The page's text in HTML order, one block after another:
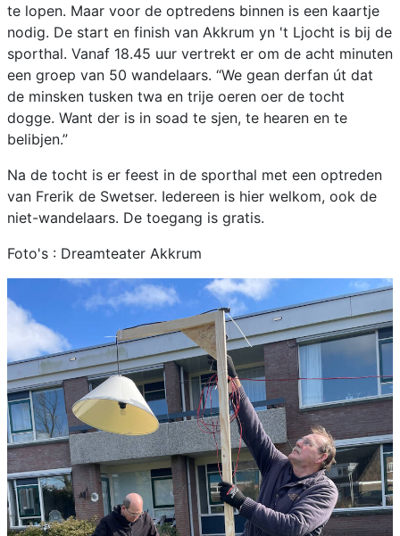
te lopen. Maar voor de optredens binnen is een kaartje
nodig. De start en finish van Akkrum yn 't Ljocht is bij de
sporthal. Vanaf 18.45 uur vertrekt er om de acht minuten
een groep van 50 wandelaars. “We gean derfan út dat
de minsken tusken twa en trije oeren oer de tocht
dogge. Want der is in soad te sjen, te hearen en te
belibjen.”
Na de tocht is er feest in de sporthal met een optreden
van Frerik de Swetser. Iedereen is hier welkom, ook de
niet-wandelaars. De toegang is gratis.
Foto's : Dreamteater Akkrum